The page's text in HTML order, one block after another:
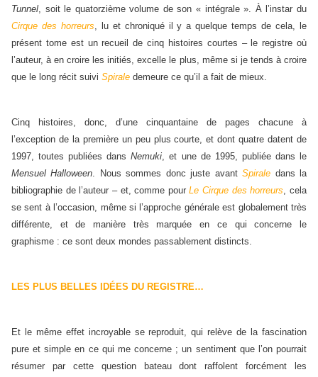
Tunnel , soit le quatorzième volume de son « intégrale ». À l’instar du
Cirque des horreurs , lu et chroniqué il y a quelque temps de cela, le
présent tome est un recueil de cinq histoires courtes – le registre où
l’auteur, à en croire les initiés, excelle le plus, même si je tends à croire
que le long récit suivi Spirale demeure ce qu’il a fait de mieux.
Cinq histoires, donc, d’une cinquantaine de pages chacune à
l’exception de la première un peu plus courte, et dont quatre datent de
1997, toutes publiées dansNemuki , et une de 1995, publiée dans le
Mensuel Halloween . Nous sommes donc juste avantSpirale dans la
bibliographie de l’auteur – et, comme pourLe Cirque des horreurs , cela
se sent à l’occasion, même si l’approche générale est globalement très
différente, et de manière très marquée en ce qui concerne le
graphisme : ce sont deux mondes passablement distincts.
LES PLUS BELLES IDÉES DU REGISTRE…
Et le même effet incroyable se reproduit, qui relève de la fascination
pure et simple en ce qui me concerne ; un sentiment que l’on pourrait
résumer par cette question bateau dont raffolent forcément les